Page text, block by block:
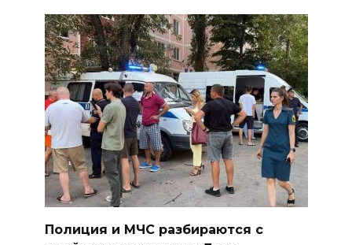
Полиция и МЧС разбираются с